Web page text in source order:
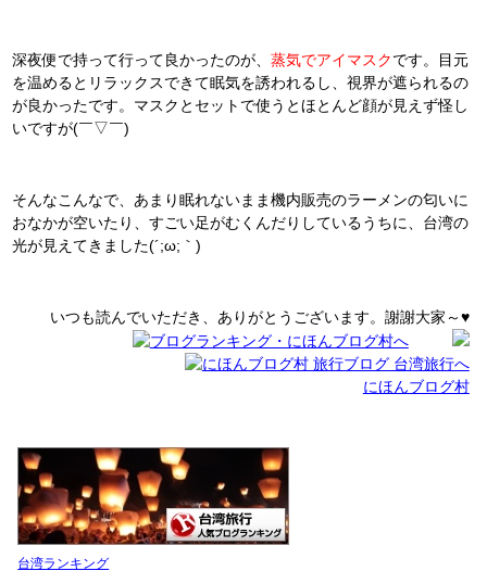
深夜便で持って行って良かったのが、蒸気でアイマスクです。
目元
を温めるとリラックスできて眠気を誘われるし、視界が遮られるの
が良かったです。マスクとセットで使うとほとんど顔が見えず怪し
いですが(￣▽￣)
そんなこんなで、あまり眠れないまま機内販売のラーメンの匂いに
おなかが空いたり、すごい足がむくんだりしているうちに、台湾の
光が見えてきました(´;ω;｀)
いつも読んでいただき、ありがとうございます。謝謝大家～♥
にほんブログ村
台湾ランキング